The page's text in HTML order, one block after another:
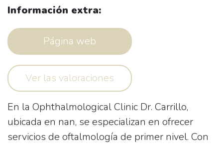
Información extra:
Página web
Ver las valoraciones
En la Ophthalmological Clinic Dr. Carrillo,
ubicada en nan, se especializan en ofrecer
servicios de oftalmología de primer nivel. Con